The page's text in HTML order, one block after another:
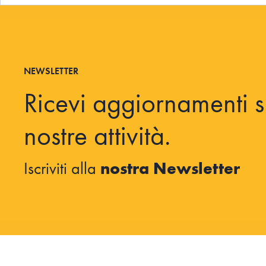
NEWSLETTER
Ricevi aggiornamenti
nostre attività.
Iscriviti alla nostra Newsletter